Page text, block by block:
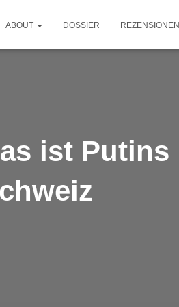
ABOUT DOSSIER REZENSIONEN
ist Putins